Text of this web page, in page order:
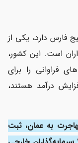
فارس دارد، یکی از
است. این کشور،
فراوانی را برای
درآمد هستند،
به عمان، ثبت